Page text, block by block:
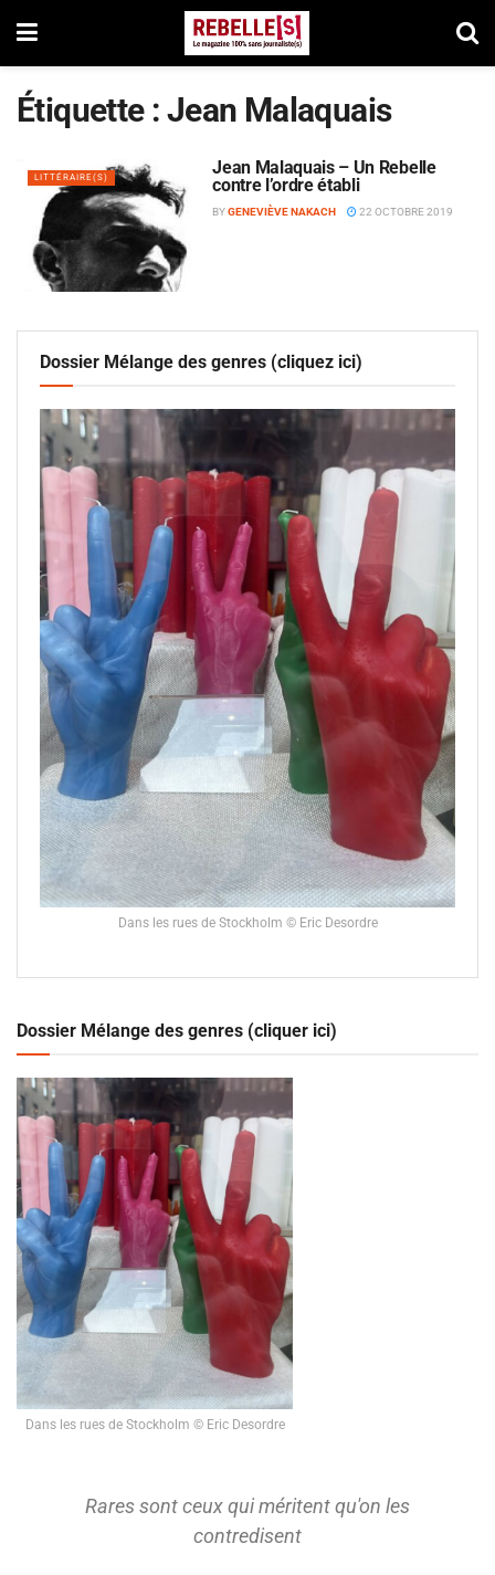
Étiquette : Jean Malaquais
LITTÉRAIRE(S)
Jean Malaquais – Un Rebelle
contre l’ordre établi
BYGENEVIÈVE NAKACH 22 OCTOBRE 2019
Dossier Mélange des genres (cliquez ici)
Dans les rues de Stockholm © Eric Desordre
Dossier Mélange des genres (cliquer ici)
Dans les rues de Stockholm © Eric Desordre
Rares sont ceux qui méritent qu'on les
contredisent